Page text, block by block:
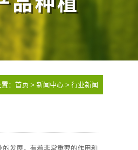
： 首页 > 新闻中心 > 行业新闻
发展，有着非常重要的作用和